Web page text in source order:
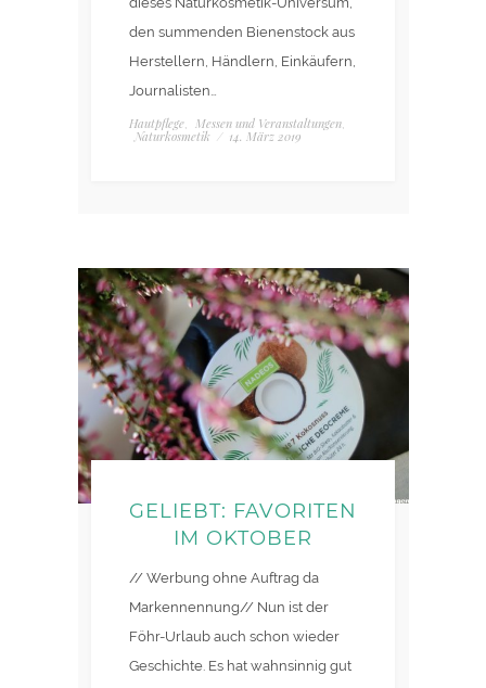
den summenden Bienenstock aus
Herstellern, Händlern, Einkäufern,
Journalisten…
Hautpflege, Messen und Veranstaltungen,
Naturkosmetik / 14. März 2019
GELIEBT: FAVORITEN
IM OKTOBER
// Werbung ohne Auftrag da
Markennennung// Nun ist der
Föhr-Urlaub auch schon wieder
Geschichte. Es hat wahnsinnig gut